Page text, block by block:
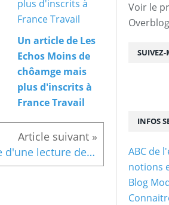
Un article de Les
Echos Moins de
chôamge mais
plus d'inscrits à
France Travail
La pertinence d'une lecture de la société en terme de classes sociales
Voir le
Overblog
INFOS
ABC de
notions
Blog